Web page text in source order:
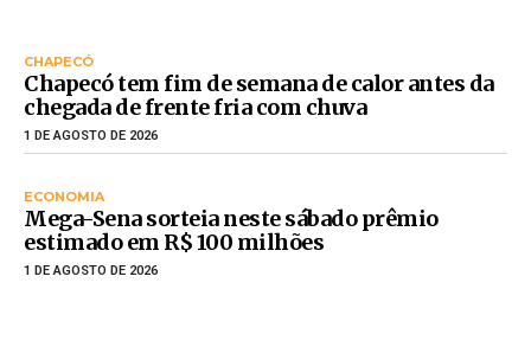
CHAPECÓ
Chapecó tem fim de semana de calor antes da
chegada de frente fria com chuva
1 DE AGOSTO DE 2026
ECONOMIA
Mega-Sena sorteia neste sábado prêmio
estimado em R$ 100 milhões
1 DE AGOSTO DE 2026